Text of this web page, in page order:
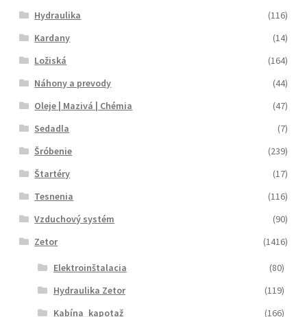
Hydraulika
(116)
Kardany
(14)
Ložiská
(164)
Náhony a prevody
(44)
Oleje | Mazivá | Chémia
(47)
Sedadla
(7)
Šróbenie
(239)
Štartéry
(17)
Tesnenia
(116)
Vzduchový systém
(90)
Zetor
(1416)
Elektroinštalacia
(80)
Hydraulika Zetor
(119)
Kabína_kapotaž
(166)